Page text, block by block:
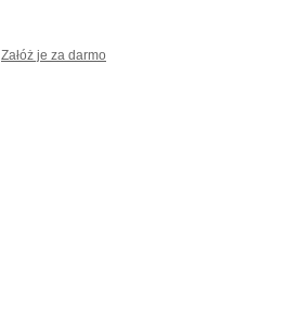
Załóż je za darmo